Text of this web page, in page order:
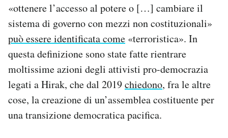
«ottenere l’accesso al potere o […] cambiare il
sistema di governo con mezzi non costituzionali»
può essere identificata come «terroristica». In
questa definizione sono state fatte rientrare
moltissime azioni degli attivisti pro-democrazia
legati a Hirak, che dal 2019chiedono, fra le altre
cose, la creazione di un’assemblea costituente per
una transizione democratica pacifica.